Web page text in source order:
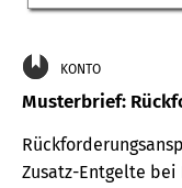
KONTO
Musterbrief:
Zusatz-Entgelte